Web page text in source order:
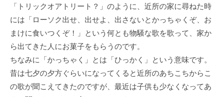
「トリックオアトリート？」のように、近所の家に尋ねた時
には「ローソク出せ、出せよ、出さないとかっちゃくぞ、お
まけに食いつくぞ！」という何とも物騒な歌を歌って、家か
ら出てきた人にお菓子をもらうのです。
ちなみに「かっちゃく」とは「ひっかく」という意味です。
昔は七夕の夕方ぐらいになってくると近所のあちこちからこ
の歌が聞こえてきたのですが、最近は子供も少なくなってあ